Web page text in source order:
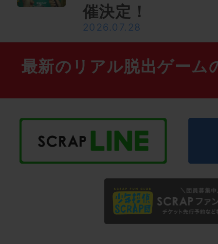
催決定！
2026.07.28
最新のリアル脱出ゲーム